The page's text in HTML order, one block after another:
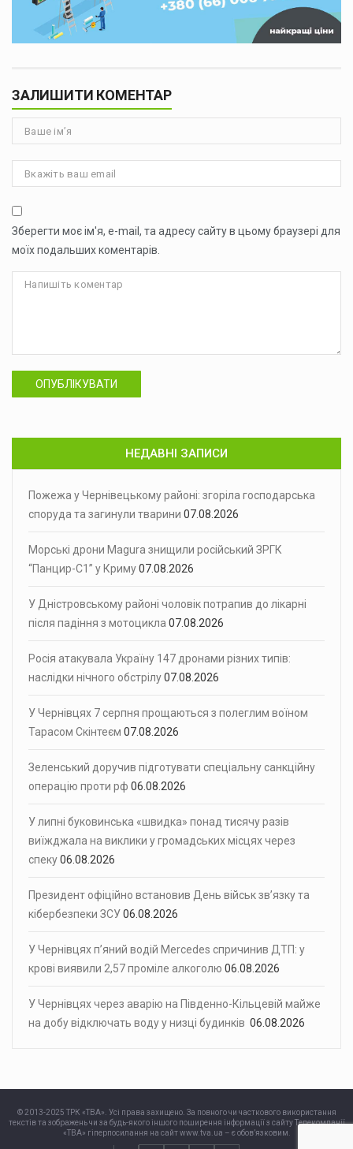
ЗАЛИШИТИ КОМЕНТАР
Зберегти моє ім'я, e-mail, та адресу сайту в цьому браузері для
моїх подальших коментарів.
ОПУБЛІКУВАТИ
НЕДАВНІ ЗАПИСИ
Пожежа у Чернівецькому районі: згоріла господарська
споруда та загинули тварини 07.08.2026
Морські дрони Magura знищили російський ЗРГК
“Панцир-С1” у Криму07.08.2026
У Дністровському районі чоловік потрапив до лікарні
після падіння з мотоцикла 07.08.2026
Росія атакувала Україну 147 дронами різних типів:
наслідки нічного обстрілу07.08.2026
У Чернівцях 7 серпня прощаються з полеглим воїном
Тарасом Скінтеєм 07.08.2026
Зеленський доручив підготувати спеціальну санкційну
операцію проти рф 06.08.2026
У липні буковинська «швидка» понад тисячу разів
виїжджала на виклики у громадських місцях через
спеку06.08.2026
Президент офіційно встановив День військ зв’язку та
кібербезпеки ЗСУ06.08.2026
У Чернівцях п’яний водій Mercedes спричинив ДТП: у
крові виявили 2,57 проміле алкоголю 06.08.2026
У Чернівцях через аварію на Південно-Кільцевій майже
на добу відключать воду у низці будинків 06.08.2026
© 2013-2025 ТРК «ТВА». Усі права захищено. За повного чи часткового використання
текстів та зображень чи за будь-якого іншого поширення інформації з сайту Телекомпанії
«ТВА» гіперпосилання на сайт www.tva.ua – є обов’язковим.